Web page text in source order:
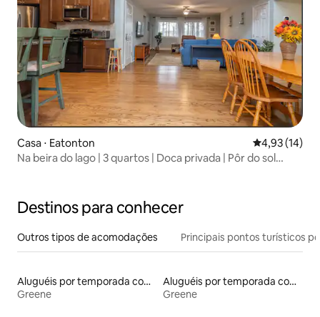
Casa ⋅ Eatonton 4,93 de uma
4,93 (14)
Na beira do lago | 3 quartos | Doca privada | Pôr do sol
Destinos para conhecer
Outros tipos de acomodações Principais pontos turísticos
Aluguéis por temporada com banheira de hidromassagem
Greene
Aluguéis por temporada com caiaque
Greene